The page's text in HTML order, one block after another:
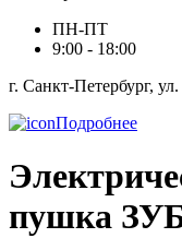
ПН-ПТ
9:00 - 18:00
г. Санкт-Петербург,
Подробнее
пушка